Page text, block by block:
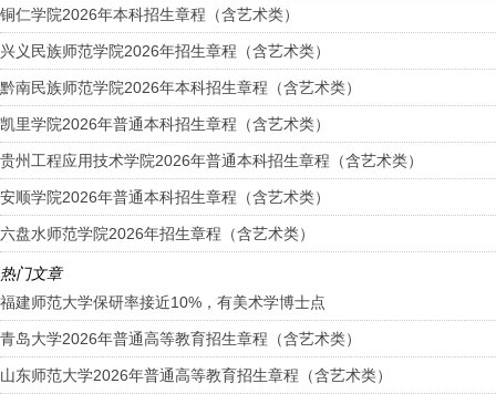
铜仁学院2026年本科招生章程（含艺术类）
兴义民族师范学院2026年招生章程（含艺术类）
黔南民族师范学院2026年本科招生章程（含艺术类）
凯里学院2026年普通本科招生章程（含艺术类）
贵州工程应用技术学院2026年普通本科招生章程（含艺术类）
安顺学院2026年普通本科招生章程（含艺术类）
六盘水师范学院2026年招生章程（含艺术类）
热门文章
福建师范大学保研率接近10%，有美术学博士点
青岛大学2026年普通高等教育招生章程（含艺术类）
山东师范大学2026年普通高等教育招生章程（含艺术类）